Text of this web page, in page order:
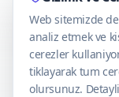
© 2025
Web sitemizde
analiz etmek ve
cerezler
tiklayarak tum
olursunuz.